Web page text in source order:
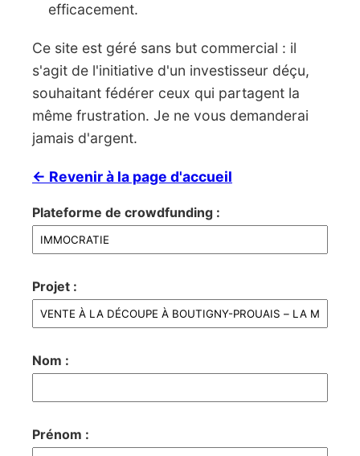
efficacement.
Ce site est géré sans but commercial : il
s'agit de l'initiative d'un investisseur déçu,
souhaitant fédérer ceux qui partagent la
même frustration. Je ne vous demanderai
jamais d'argent.
← Revenir à la page d'accueil
Plateforme de crowdfunding :
Projet :
Nom :
Prénom :